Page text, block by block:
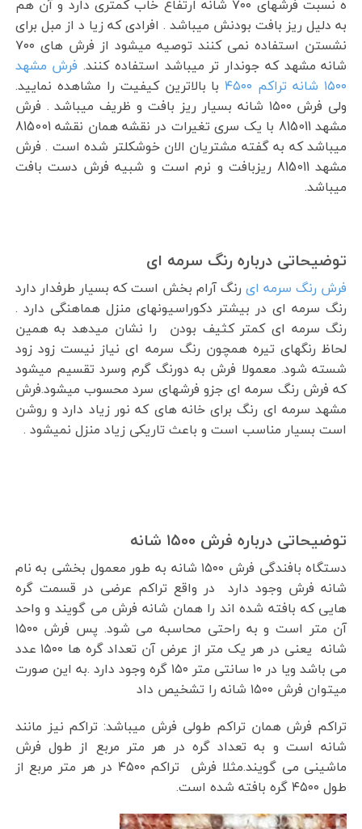
ه نسبت فرشهای ۷۰۰ شانه ارتفاع خاب کمتری دارد و آن هم
به دلیل ریز بافت بودنش میباشد . افرادی که زیا د از مبل برای
نشستن استفاده نمی کنند توصیه میشود از فرش های ۷۰۰
شانه مشهد که جوندار تر میباشد استفاده کنند. فرش مشهد
۱۵۰۰ شانه تراکم ۴۵۰۰
با بالاترین کیفیت را مشاهده نمایید.
ولی فرش ۱۵۰۰ شانه بسیار ریز بافت و ظریف میباشد . فرش
مشهد 815011 با یک سری تغیرات در نقشه همان نقشه 815001
میباشد که به گفته مشتریان الان خوشکلتر شده است . فرش
مشهد 815011 ریزبافت و نرم است و شبیه فرش دست بافت
میباشد.
توضیحاتی درباره رنگ سرمه ای
فرش رنگ سرمه ایرنگ آرام بخش است که بسیار طرفدار دارد
رنگ سرمه ای در بیشتر دکوراسیونهای منزل هماهنگی دارد .
رنگ سرمه ای کمتر کثیف بودن را نشان میدهد به همین
لحاظ رنگهای تیره همچون رنگ سرمه ای نیاز نیست زود زود
شسته شود. معمولا فرش به دورنگ گرم وسرد تقسیم میشود
که فرش رنگ سرمه ای جزو فرشهای سرد محسوب میشود.فرش
مشهد سرمه ای رنگ برای خانه های که نور زیاد دارد و روشن
است بسیار مناسب است و باعث تاریکی زیاد منزل نمیشود .
توضیحاتی درباره فرش ۱۵۰۰ شانه
دستگاه بافندگی فرش ۱۵۰۰ شانه به طور معمول بخشی به نام
شانه فرش وجود دارد در واقع تراکم عرضی در قسمت گره
هایی که بافته شده اند را همان شانه فرش می گویند و واحد
آن متر است و به راحتی محاسبه می شود. پس فرش ۱۵۰۰
شانه یعنی در هر یک متر از عرض آن تعداد گره ها ۱۵۰۰ عدد
می باشد ویا در ۱۰ سانتی متر ۱۵۰ گره وجود دارد .به این صورت
میتوان فرش ۱۵۰۰ شانه را تشخیص داد
تراکم فرش همان تراکم طولی فرش میباشد: تراکم نیز مانند
شانه است و به تعداد گره در هر متر مربع از طول فرش
ماشینی می گویند.مثلا فرش تراکم ۴۵۰۰ در هر متر مربع از
طول ۴۵۰۰ گره بافته شده است.